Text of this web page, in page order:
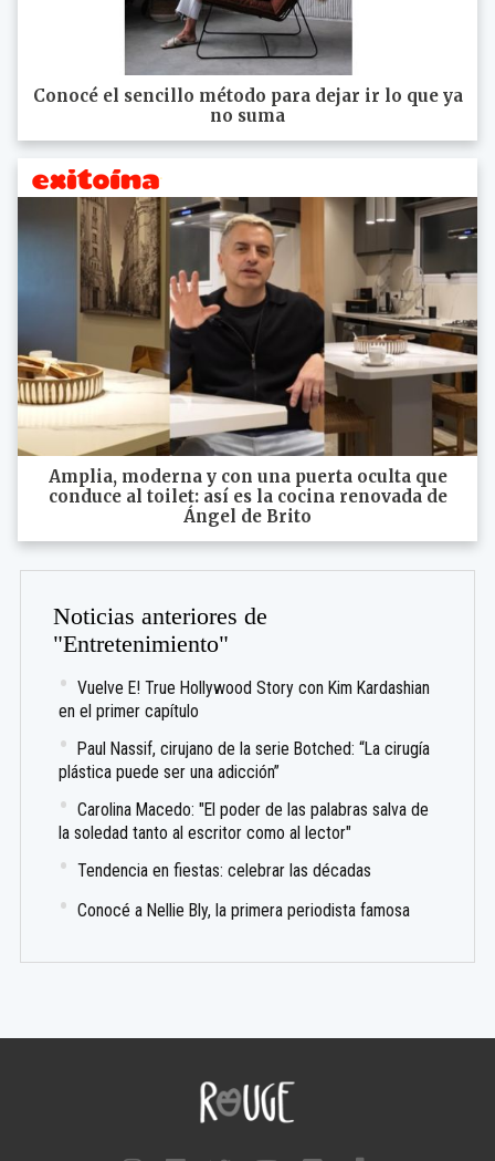
Conocé el sencillo método para dejar ir lo que ya
no suma
Amplia, moderna y con una puerta oculta que
conduce al toilet: así es la cocina renovada de
Ángel de Brito
Noticias anteriores de
"Entretenimiento"
Vuelve E! True Hollywood Story con Kim Kardashian
en el primer capítulo
Paul Nassif, cirujano de la serie Botched: “La cirugía
plástica puede ser una adicción”
Carolina Macedo: "El poder de las palabras salva de
la soledad tanto al escritor como al lector"
Tendencia en fiestas: celebrar las décadas
Conocé a Nellie Bly, la primera periodista famosa